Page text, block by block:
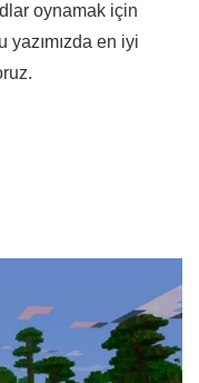
oynamak için
en iyi